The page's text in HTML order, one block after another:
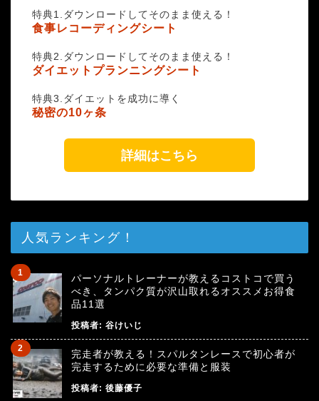
特典1.ダウンロードしてそのまま使える！
食事レコーディングシート
特典2.ダウンロードしてそのまま使える！
ダイエットプランニングシート
特典3.ダイエットを成功に導く
秘密の10ヶ条
詳細はこちら
人気ランキング！
パーソナルトレーナーが教えるコストコで買う
べき、タンパク質が沢山取れるオススメお得食
品11選
投稿者: 谷けいじ
完走者が教える！スパルタンレースで初心者が
完走するために必要な準備と服装
投稿者: 後藤優子